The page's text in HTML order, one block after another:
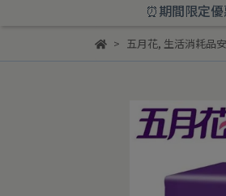
⏰期間限定
五月花, 生活消耗品